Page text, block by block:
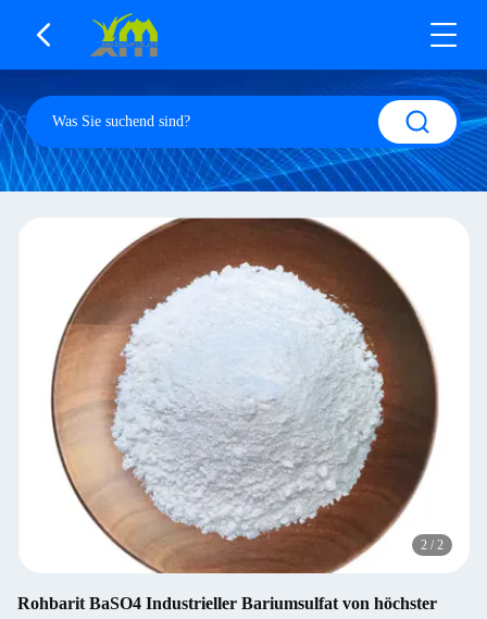
2 / 2
Rohbarit BaSO4 Industrieller Bariumsulfat von höchster